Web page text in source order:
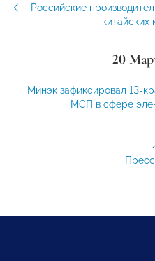
Российские
китайских
20
Минэк зафиксировал 13-
МСП в сфере